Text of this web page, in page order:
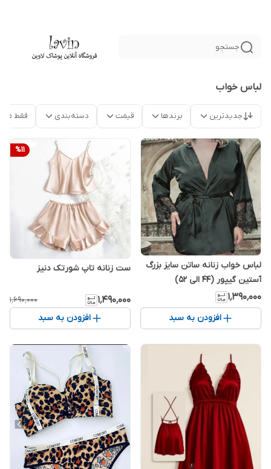
جستجو
لباس خواب
جدیدترین برندها قیمت دسته‌بندی فقط
لباس خواب زنانه ساتن سایز بزرگ
آستین گیپور (44 الی 52)
۱٬۳۹۰٬۰۰۰
افزودن به سبد
%11
ست زنانه تاپ شورتک دنیز
۱٬۴۹۰٬۰۰۰ ۱٬۶۹۰٬۰۰۰
افزودن به سبد